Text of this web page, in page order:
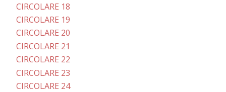
CIRCOLARE 18
CIRCOLARE 19
CIRCOLARE 20
CIRCOLARE 21
CIRCOLARE 22
CIRCOLARE 23
CIRCOLARE 24